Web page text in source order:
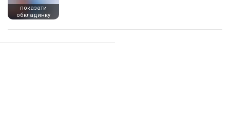
показати
обкладинку